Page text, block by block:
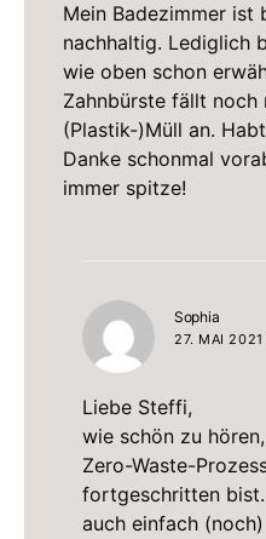
Mein Badezimmer ist
nachhaltig. Lediglich
wie oben schon
Zahnbürste fällt noch
(Plastik-)Müll an.
Danke schonmal
immer spitze!
Sophia
27. MAI
Liebe Steffi,
wie schön zu
Zero-Waste-
fortgeschritten
auch einfach